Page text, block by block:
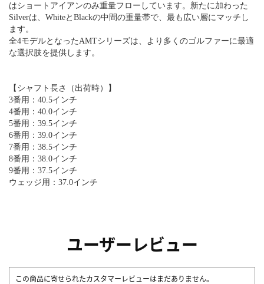
はショートアイアンのみ重量フローしています。新たに加わった
Silverは、WhiteとBlackの中間の重量帯で、最も広い層にマッチし
ます。
全4モデルとなったAMTシリーズは、より多くのゴルファーに最適
な選択肢を提供します。
【シャフト長さ（出荷時）】
3番用：40.5インチ
4番用：40.0インチ
5番用：39.5インチ
6番用：39.0インチ
7番用：38.5インチ
8番用：38.0インチ
9番用：37.5インチ
ウェッジ用：37.0インチ
ユーザーレビュー
この商品に寄せられたカスタマーレビューはまだありません。